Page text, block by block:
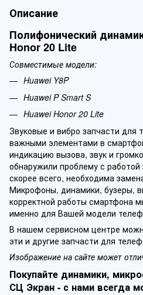
Описание
Полифонический
Honor 20 Lite
Совместимые модели:
Huawei Y8P
Huawei P Smart S
Huawei Honor 20 Lite
Звуковые и вибро запчасти для
важными элементами в
индикацию вызова, звук и
обнаружили проблему с работой
скорее всего, необходима
Микрофоны, динамики, бузеры,
корректной работы смартфона
именно для Вашей модели
В нашем сервисном центре
эти и другие запчасти для
Изображение на сайте может
Покупайте динамики,
СЦ Экран - с нами всегда